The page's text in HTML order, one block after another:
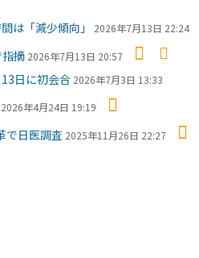
「減少傾向」 2026年7月13日 22:24
摘 2026年7月13日 20:57
日に初会合 2026年7月3日 13:33
2026年4月24日 19:19
日医調査 2025年11月26日 22:27